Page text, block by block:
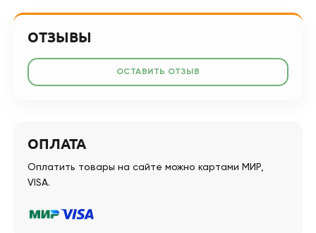
ОТЗЫВЫ
ОСТАВИТЬ ОТЗЫВ
ОПЛАТА
Оплатить товары на сайте можно картами МИР,
VISA.